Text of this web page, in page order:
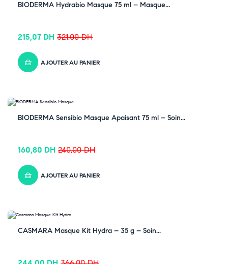
BIODERMA Hydrabio Masque 75 ml – Masque...
321,00DH
215,07 DH
AJOUTER AU PANIER
BIODERMA Sensibio Masque Apaisant 75 ml – Soin...
240,00DH
160,80 DH
AJOUTER AU PANIER
CASMARA Masque Kit Hydra – 35 g – Soin...